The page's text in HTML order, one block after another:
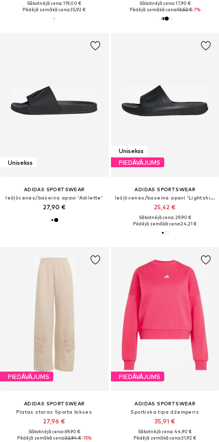
Sākotnējā cena: 119,00 €
Pēdējā zemākā cena:35,92 €
Sākotnējā cena: 17,90 €
Pēdējā zemākā cena:13,52 €-7%
Unisekss
ADIDAS SPORTSWEAR
Iešļūcenes/baseina apavi 'Adilette'
27,90 €
Unisekss
PIEDĀVĀJUMS
ADIDAS SPORTSWEAR
Iešļūcenes/baseina apavi 'Lightshift'
25,42 €
Sākotnējā cena: 29,90 €
Pēdējā zemākā cena:24,21 €
PIEDĀVĀJUMS
ADIDAS SPORTSWEAR
Platas staras Sporta bikses
27,96 €
Sākotnējā cena: 69,90 €
Pēdējā zemākā cena:32,94 €-15%
PIEDĀVĀJUMS
ADIDAS SPORTSWEAR
Sportiska tipa džemperis
35,91 €
Sākotnējā cena: 44,90 €
Pēdējā zemākā cena:31,92 €